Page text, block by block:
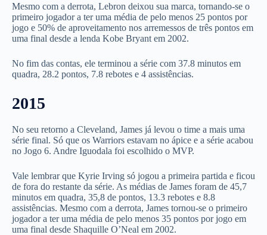
Mesmo com a derrota, Lebron deixou sua marca, tornando-se o
primeiro jogador a ter uma média de pelo menos 25 pontos por
jogo e 50% de aproveitamento nos arremessos de três pontos em
uma final desde a lenda Kobe Bryant em 2002.
No fim das contas, ele terminou a série com 37.8 minutos em
quadra, 28.2 pontos, 7.8 rebotes e 4 assistências.
2015
No seu retorno a Cleveland, James já levou o time a mais uma
série final. Só que os Warriors estavam no ápice e a série acabou
no Jogo 6. Andre Iguodala foi escolhido o MVP.
Vale lembrar que Kyrie Irving só jogou a primeira partida e ficou
de fora do restante da série. As médias de James foram de 45,7
minutos em quadra, 35,8 de pontos, 13.3 rebotes e 8.8
assistências. Mesmo com a derrota, James tornou-se o primeiro
jogador a ter uma média de pelo menos 35 pontos por jogo em
uma final desde Shaquille O’Neal em 2002.